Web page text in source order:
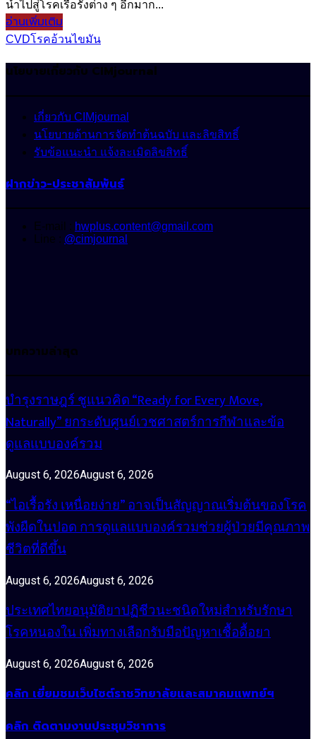
นำไปสู่โรคเรื้อรังต่าง ๆ อีกมาก...
อ่านเพิ่มเติม
CVDโรคอ้วนไขมัน
นโยบายเกี่ยวกับ CIMjournal
เกี่ยวกับ CIMjournal
นโยบายด้านการจัดทำต้นฉบับ และลิขสิทธิ์
รับข้อแนะนำ แจ้งละเมิดลิขสิทธิ์
ฝากข่าว-ประชาสัมพันธ์
E-mail : hwplus.content@gmail.com
Line : @cimjournal
บทความล่าสุด
บำรุงราษฎร์ ชูแนวคิด “Ready for Every Move,
Naturally” ยกระดับศูนย์เวชศาสตร์การกีฬาและข้อ
ดูแลแบบองค์รวม
August 6, 2026August 6, 2026
“ไอเรื้อรัง เหนื่อยง่าย” อาจเป็นสัญญาณเริ่มต้นของโรค
พังผืดในปอด การดูแลแบบองค์รวมช่วยผู้ป่วยมีคุณภาพ
ชีวิตที่ดีขึ้น
August 6, 2026August 6, 2026
ประเทศไทยอนุมัติยาปฏิชีวนะชนิดใหม่สำหรับรักษา
โรคหนองใน เพิ่มทางเลือกรับมือปัญหาเชื้อดื้อยา
August 6, 2026August 6, 2026
คลิก เยี่ยมชมเว็บไซต์ราชวิทยาลัยและสมาคมแพทย์ฯ
คลิก ติดตามงานประชุมวิชาการ